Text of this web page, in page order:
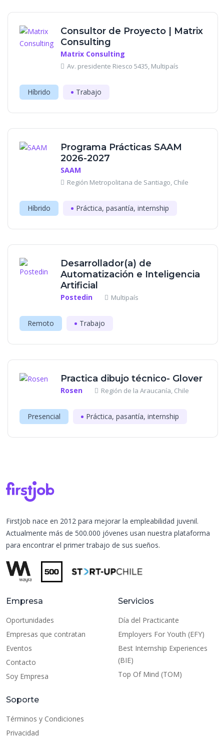
Consultor de Proyecto | Matrix
Consulting
Matrix Consulting
Av. presidente Riesco 5435, Multipaís
Híbrido Trabajo
Programa Prácticas SAAM
2026-2027
SAAM
Región Metropolitana de Santiago, Chile
Híbrido Práctica, pasantía, internship
Desarrollador(a) de
Automatización e Inteligencia
Artificial
Postedin Multipaís
Remoto Trabajo
Practica dibujo técnico- Glover
Rosen Región de la Araucanía, Chile
Presencial Práctica, pasantía, internship
FirstJob nace en 2012 para mejorar la empleabilidad juvenil.
Actualmente más de 500.000 jóvenes usan nuestra plataforma
para encontrar el primer trabajo de sus sueños.
Empresa
Oportunidades
Empresas que contratan
Eventos
Contacto
Soy Empresa
Servicios
Día del Practicante
Employers For Youth (EFY)
Best Internship Experiences
(BIE)
Top Of Mind (TOM)
Soporte
Términos y Condiciones
Privacidad